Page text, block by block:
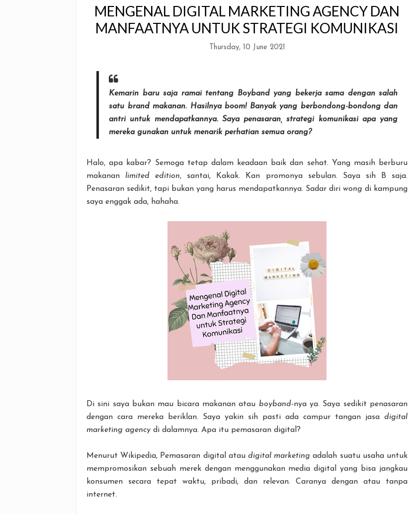
MENGENAL DIGITAL MARKETING AGENCY DAN
MANFAATNYA UNTUK STRATEGI KOMUNIKASI
Thursday, 10 June 2021
Kemarin baru saja ramai tentang Boybandyang bekerja sama dengan salah
satu brandmakanan. Hasilnya boom! Banyak yang berbondong-bondong dan
antri untuk mendapatkannya. Saya penasaran, strategi komunikasi apa yang
mereka gunakan untuk menarik perhatian semua orang?
Halo, apa kabar? Semoga tetap dalam keadaan baik dan sehat. Yang masih berburu
makanan limited edition, santai, Kakak. Kan promonya sebulan. Saya sih B saja.
Penasaran sedikit, tapi bukan yang harus mendapatkannya. Sadar diri wong di kampung
saya enggak ada, hahaha.
Di sini saya bukan mau bicara makanan atau boyband-nya ya. Saya sedikit penasaran
dengan cara mereka beriklan. Saya yakin sih pasti ada campur tangan jasa digital
marketing agency di dalamnya. Apa itu pemasaran digital?
Menurut Wikipedia, Pemasaran digital atau digital marketing adalah suatu usaha untuk
mempromosikan sebuah merek dengan menggunakan media digital yang bisa jangkau
konsumen secara tepat waktu, pribadi, dan relevan. Caranya dengan atau tanpa
internet.